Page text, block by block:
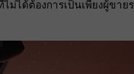
ไม่ได้ต้องการเป็นเพียงผู้ขา